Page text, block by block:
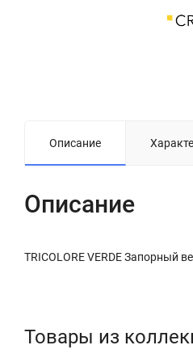
Описание
Описание
TRICOLORE VERDE Запорный
Товары из